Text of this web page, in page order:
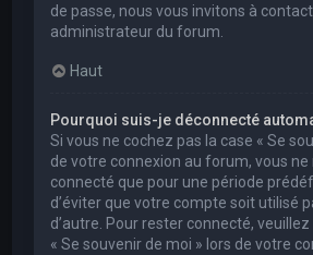
de passe, nous vous invitons à
administrateur du forum.
Haut
Pourquoi suis-je déconnecté
Si vous ne cochez pas la case « Se
de votre connexion au forum, vous
connecté que pour une période
d’éviter que votre compte soit utilisé
d’autre. Pour rester connecté,
« Se souvenir de moi » lors de votre